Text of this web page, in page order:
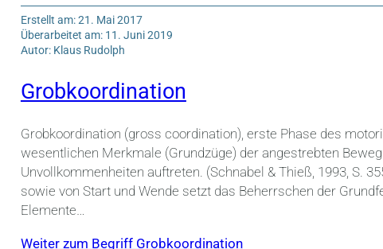
Erstellt am: 21. Mai 2017
Überarbeitet am: 11. Juni 2019
Autor: Klaus Rudolph
Grobkoordination
Grobkoordination (gross coordination), erste Phase des
wesentlichen Merkmale (Grundzüge) der angestrebten
Unvollkommenheiten auftreten. (Schnabel & Thieß, 1993, S.
sowie von Start und Wende setzt das Beherrschen der
Elemente…
Weiter zum Begriff Grobkoordination